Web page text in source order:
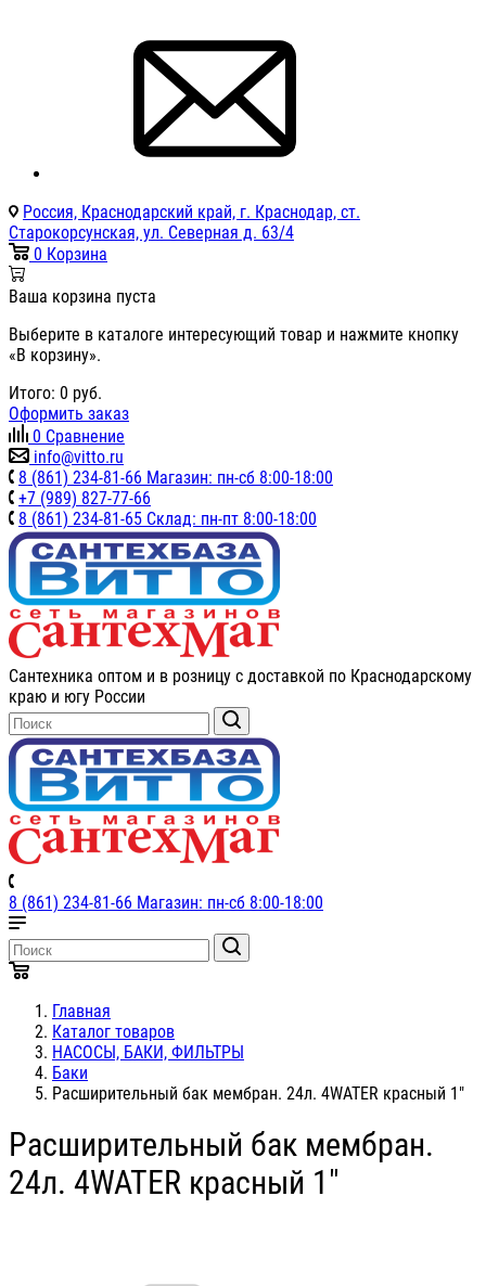
Россия, Краснодарский край, г. Краснодар, ст.
Старокорсунская, ул. Северная д. 63/4
0 Корзина
Ваша корзина пуста
Выберите в каталоге интересующий товар и нажмите кнопку
«В корзину».
Итого: 0 руб.
Оформить заказ
0 Сравнение
info@vitto.ru
8 (861) 234-81-66 Магазин: пн-сб 8:00-18:00
+7 (989) 827-77-66
8 (861) 234-81-65 Склад: пн-пт 8:00-18:00
Сантехника оптом и в розницу с доставкой по Краснодарскому
краю и югу России
8 (861) 234-81-66 Магазин: пн-сб 8:00-18:00
Главная
Каталог товаров
НАСОСЫ, БАКИ, ФИЛЬТРЫ
Баки
Расширительный бак мембран. 24л. 4WATER красный 1"
Расширительный бак мембран.
24л. 4WATER красный 1"